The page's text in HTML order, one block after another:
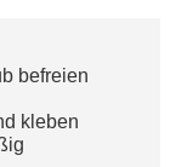
befreien
kleben